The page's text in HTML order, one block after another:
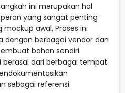
ini merupakan hal
yang sangat penting
awal. Proses ini
dengan berbagai vendor dan
bahan sendiri.
berasal dari berbagai tempat
sebagai referensi.